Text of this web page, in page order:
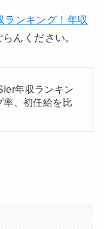
ランキング！年収
らんください。
年収ランキン
率、初任給を比